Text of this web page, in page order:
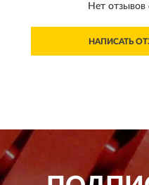
Нет отзывов
НАПИСАТЬ